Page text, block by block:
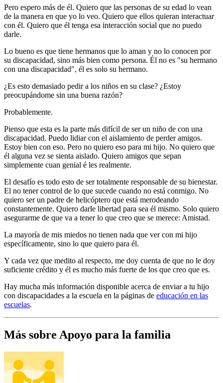
Pero espero más de él. Quiero que las personas de su edad lo vean
de la manera en que yo lo veo. Quiero que ellos quieran interactuar
con él. Quiero que él tenga esa interacción social que no puedo
darle.
Lo bueno es que tiene hermanos que lo aman y no lo conocen por
su discapacidad, sino más bien como persona. Él no es "su hermano
con una discapacidad", él es solo su hermano.
¿Es esto demasiado pedir a los niños en su clase? ¿Estoy
preocupándome sin una buena razón?
Probablemente.
Pienso que esta es la parte más difícil de ser un niño de con una
discapacidad. Puedo lidiar con el aislamiento de perder amigos.
Estoy bien con eso. Pero no quiero eso para mi hijo. No quiero que
él alguna vez se sienta aislado. Quiero amigos que sepan
simplemente cuan genial é les realmente.
El desafío es todo esto de ser totalmente responsable de su bienestar.
El no tener control de lo que sucede cuando no está conmigo. No
quiero ser un padre de helicóptero que está merodeando
constantemente. Quiero darle libertad para sea él mismo. Solo quiero
asegurarme de que va a tener lo que creo que se merece: Amistad.
La mayoría de mis miedos no tienen nada que ver con mi hijo
específicamente, sino lo que quiero para él.
Y cada vez que medito al respecto, me doy cuenta de que no le doy
suficiente crédito y él es mucho más fuerte de los que creo que es.
Hay mucha más información disponible acerca de enviar a tu hijo
con discapacidades a la escuela en la páginas de educación en las
escuelas.
Más sobre Apoyo para la familia